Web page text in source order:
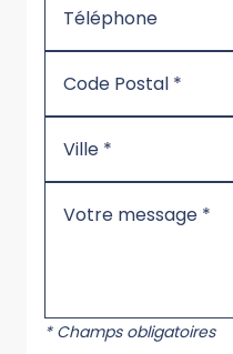
* Champs obligatoires